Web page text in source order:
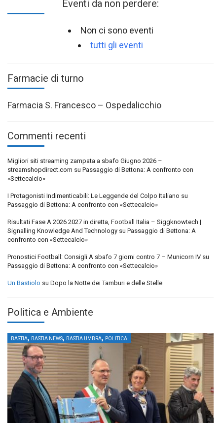
Eventi da non perdere:
Non ci sono eventi
tutti gli eventi
Farmacie di turno
Farmacia S. Francesco – Ospedalicchio
Commenti recenti
Migliori siti streaming zampata a sbafo Giugno 2026 –
streamshopdirect.com su Passaggio di Bettona: A confronto con
«Settecalcio»
I Protagonisti Indimenticabili: Le Leggende del Colpo Italiano su
Passaggio di Bettona: A confronto con «Settecalcio»
Risultati Fase A 2026 2027 in diretta, Football Italia – Siggknowtech |
Signalling Knowledge And Technology su Passaggio di Bettona: A
confronto con «Settecalcio»
Pronostici Football: Consigli A sbafo 7 giorni contro 7 – Municorn IV su
Passaggio di Bettona: A confronto con «Settecalcio»
Un Bastiolo su Dopo la Notte dei Tamburi e delle Stelle
Politica e Ambiente
BASTIA, BASTIA NEWS, BASTIA UMBRA, POLITICA